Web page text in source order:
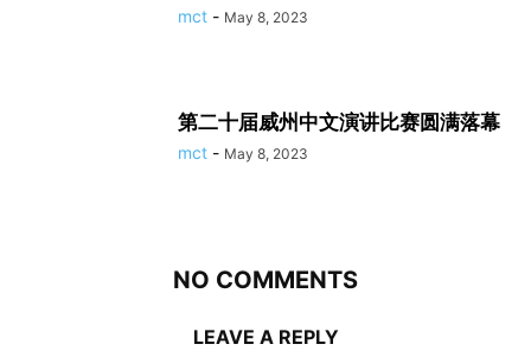
mct - May 8, 2023
第二十届威州中文演讲比赛圆满落幕
mct - May 8, 2023
NO COMMENTS
LEAVE A REPLY